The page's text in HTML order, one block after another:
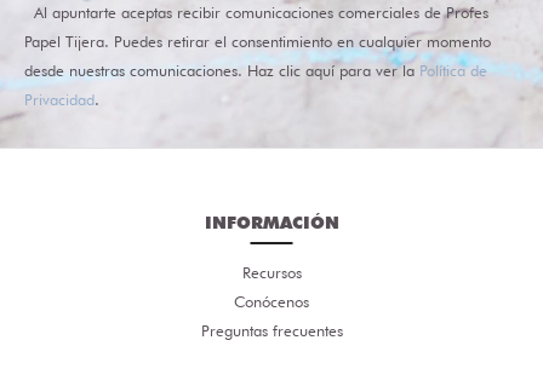
Al apuntarte aceptas recibir comunicaciones comerciales de Profes
Papel Tijera. Puedes retirar el consentimiento en cualquier momento
desde nuestras comunicaciones. Haz clic aquí para ver la Política de
Privacidad.
INFORMACIÓN
Recursos
Conócenos
Preguntas frecuentes